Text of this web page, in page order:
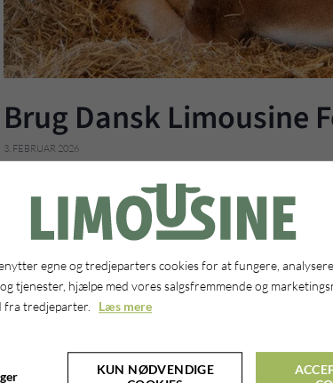
Brug Dansk Limousine
3. FEBRUAR 2026
Har du gode dyr du ønsker at sælge?
Som medlem af Dansk Limousine Forening kan du benytte dig
Siden er tilgængelig for alle, og man bedes derfor overveje
denne offentlige foreningsside. Salgslisten er både til de der
produktionsdyr til ens bedrift.
Det du skal gøre er at logge ind via dit medlemslogin og
Pris for oprettelse af salgsdyr er 100,- og herefter 50,- for
egne og tredjeparters cookies for at fungere,
tjenester, hjælpe med vores salgsfremmende og
fra tredjeparter. Læs mere
KUN NØDVENDIGE